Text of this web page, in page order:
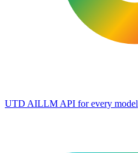
UTD AILLM API for every model